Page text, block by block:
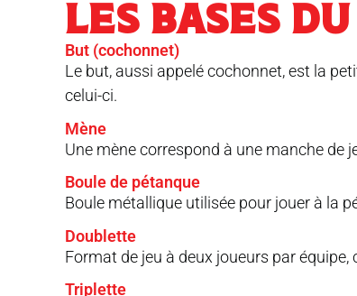
LES BASES
But (cochonnet)
Le but, aussi appelé cochonnet, est la
celui-ci.
Mène
Une mène correspond à une manche de
Boule de pétanque
Boule métallique utilisée pour jouer à la
Doublette
Format de jeu à deux joueurs par
Triplette